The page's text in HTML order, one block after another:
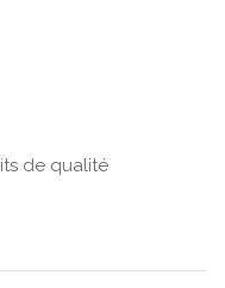
de qualité